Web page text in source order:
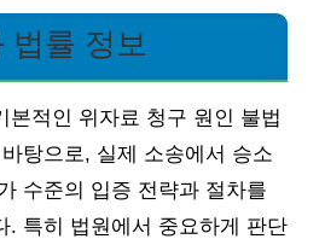
법률 정보
본적인 위자료 청구 원인 불법
탕으로, 실제 소송에서 승소
수준의 입증 전략과 절차를
. 특히 법원에서 중요하게 판단